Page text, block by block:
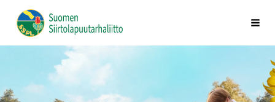
Siirry
sivun
Suomen Siirtolapuutarhaliitto ry